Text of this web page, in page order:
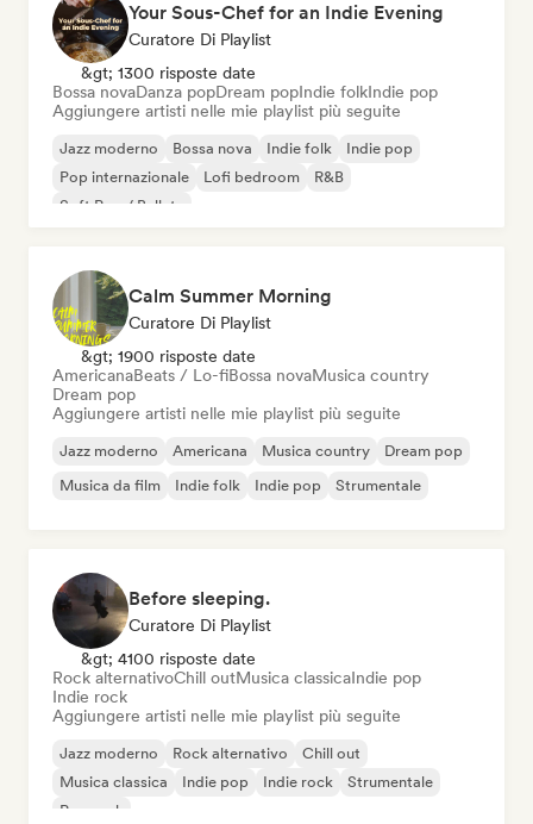
Your Sous-Chef for an Indie Evening
Curatore Di Playlist
&gt; 1300 risposte date
Bossa novaDanza popDream popIndie folkIndie pop
Aggiungere artisti nelle mie playlist più seguite
Jazz moderno Bossa nova Indie folk
Indie pop
Pop internazionale
Lofi bedroom
R&B
Soft Pop / Ballata
Calm Summer Morning
Curatore Di Playlist
&gt; 1900 risposte date
AmericanaBeats / Lo-fiBossa novaMusica country
Dream pop
Aggiungere artisti nelle mie playlist più seguite
Jazz moderno Americana Musica country
Dream pop
Musica da film
Indie folk Indie pop Strumentale
Before sleeping.
Curatore Di Playlist
&gt; 4100 risposte date
Rock alternativoChill outMusica classicaIndie pop
Indie rock
Aggiungere artisti nelle mie playlist più seguite
Jazz moderno Rock alternativo
Chill out
Musica classica
Indie pop Indie rock
Strumentale
Pop rock